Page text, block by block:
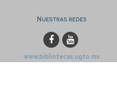
Nuestras redes
www.bibliotecas.ugto.mx